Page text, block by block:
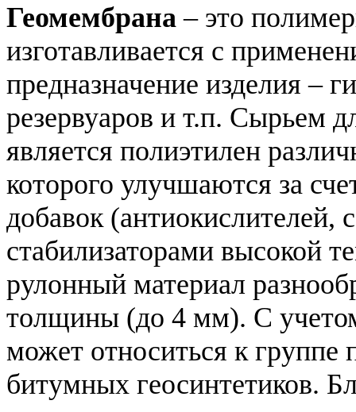
Геомембрана – это
изготавливается с
предназначение изделия –
резервуаров и т.п. Сырьем
является полиэтилен
которого улучшаются за
добавок
стабилизаторами высокой
рулонный материал
толщины (до 4 мм). С
может относиться к
битумных геосинтетиков.